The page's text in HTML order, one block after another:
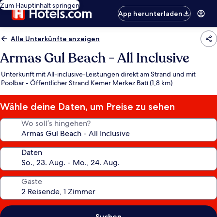
Zum Hauptinhalt springen
App herunterladen
Alle Unterkünfte anzeigen
Armas Gul Beach - All Inclusive
Unterkunft mit All-inclusive-Leistungen direkt am Strand und mit
Poolbar - Öffentlicher Strand Kemer Merkez Batı (1,8 km)
Wähle deine Daten, um Preise zu sehen
Wo soll’s hingehen?
Daten
Gäste